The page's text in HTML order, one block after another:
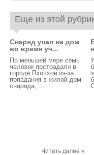
Еще из этой
Снаряд упал на дом
во время уч...
По меньшей мере семь
человек пострадали в
городе Пхочхон из-за
попадания в жилой дом
снаряда, ...
Читать далее »